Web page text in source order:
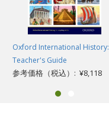
Oxford International History:
Teacher's Guide
参考価格（税込）: ¥8,118